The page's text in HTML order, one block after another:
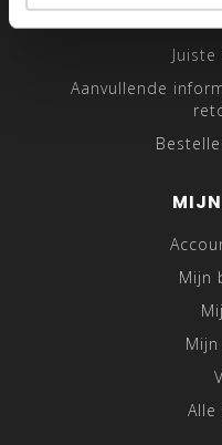
Aanvullende
Mijn